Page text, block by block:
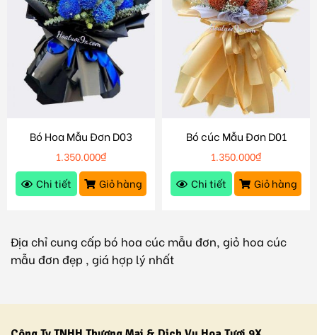
Bó Hoa Mẫu Đơn D03
1.350.000₫
Chi tiết
Giỏ hàng
Bó cúc Mẫu Đơn D01
1.350.000₫
Chi tiết
Giỏ hàng
Địa chỉ cung cấp bó hoa cúc mẫu đơn, giỏ hoa cúc
mẫu đơn đẹp , giá hợp lý nhất